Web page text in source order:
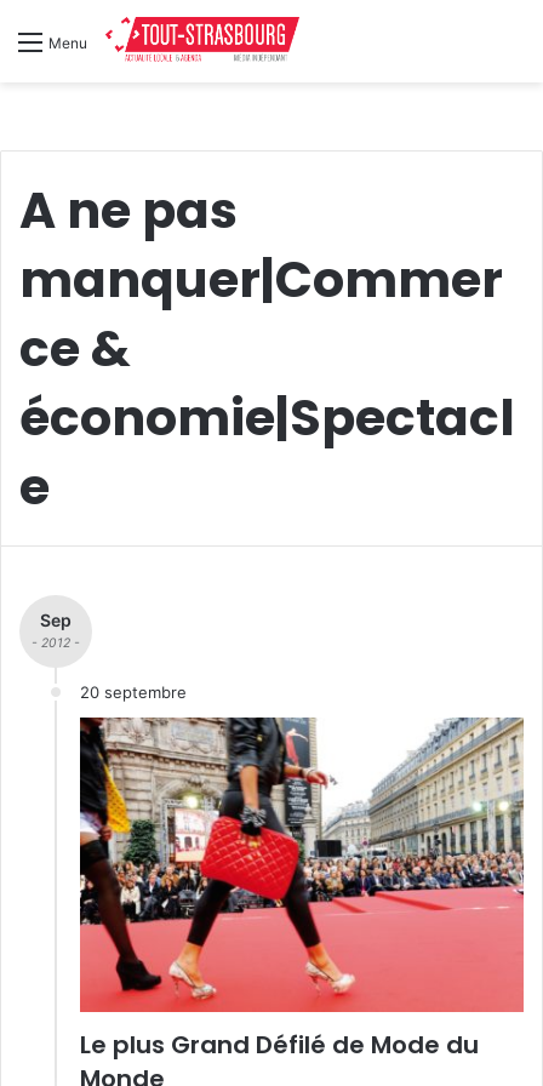
Menu
A ne pas
manquer|Commer
ce &
économie|Spectacl
e
Sep
- 2012 -
20 septembre
Le plus Grand Défilé de Mode du
Monde